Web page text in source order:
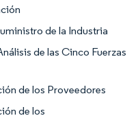
de la Industria
de las Cinco Fuerzas
de los Proveedores
de los